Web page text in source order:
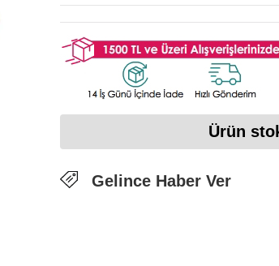
Ürün
Gelince Haber Ver